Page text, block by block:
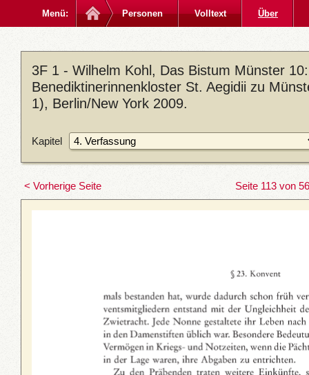
Menü: Personen Volltext Über
3F 1 - Wilhelm Kohl, Das Bistum Münster
Benediktinerinnenkloster St. Aegidii zu
1), Berlin/New York 2009.
Kapitel
< Vorherige Seite Seite 113 von